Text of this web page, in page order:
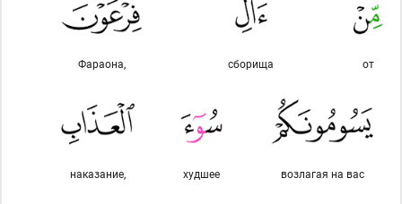
от
сборища
Фараона,
возлагая на вас
худшее
наказание,